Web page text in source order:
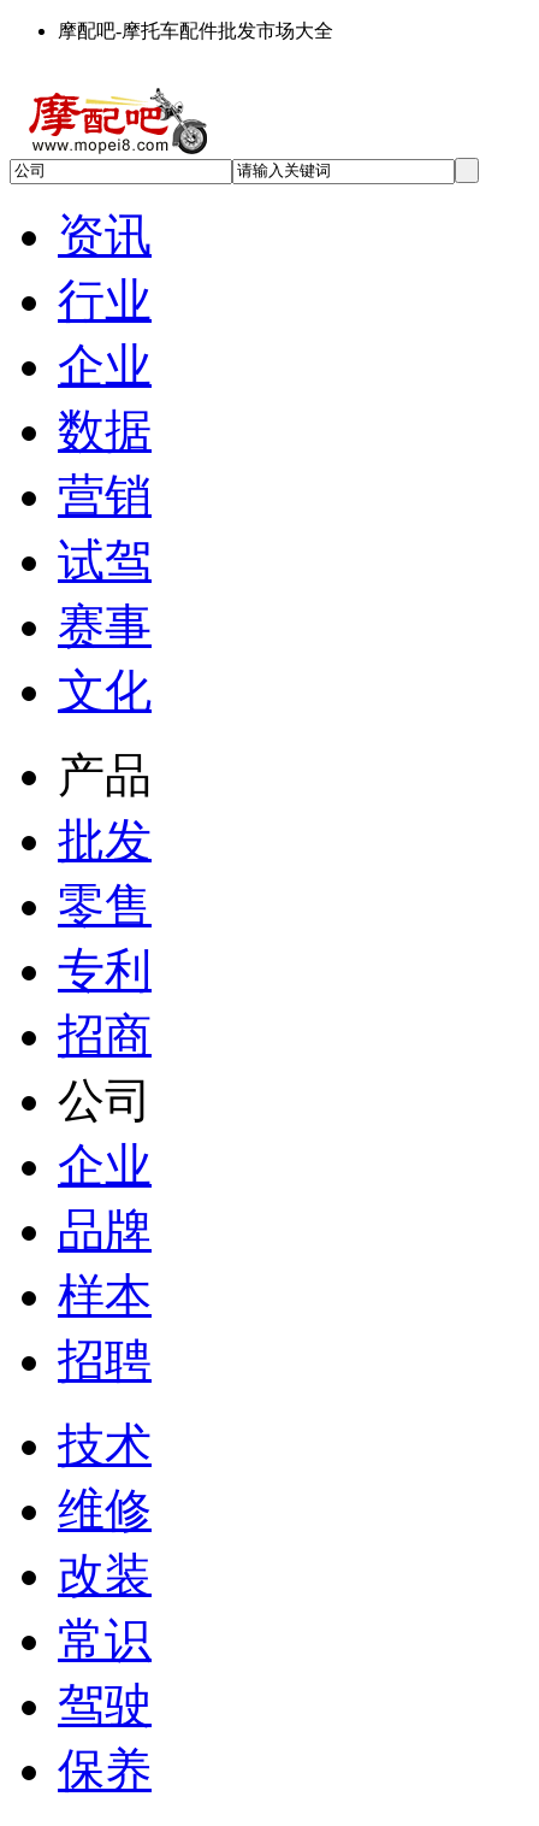
摩配吧-摩托车配件批发市场大全
资讯
行业
企业
数据
营销
试驾
赛事
文化
产品
批发
零售
专利
招商
公司
企业
品牌
样本
招聘
技术
维修
改装
常识
驾驶
保养